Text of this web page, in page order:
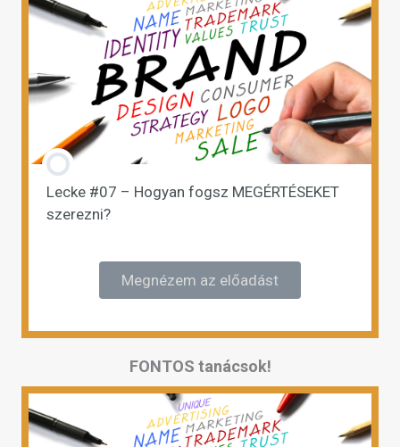
Lecke #07 – Hogyan fogsz MEGÉRTÉSEKET
szerezni?
Megnézem az előadást
FONTOS tanácsok!